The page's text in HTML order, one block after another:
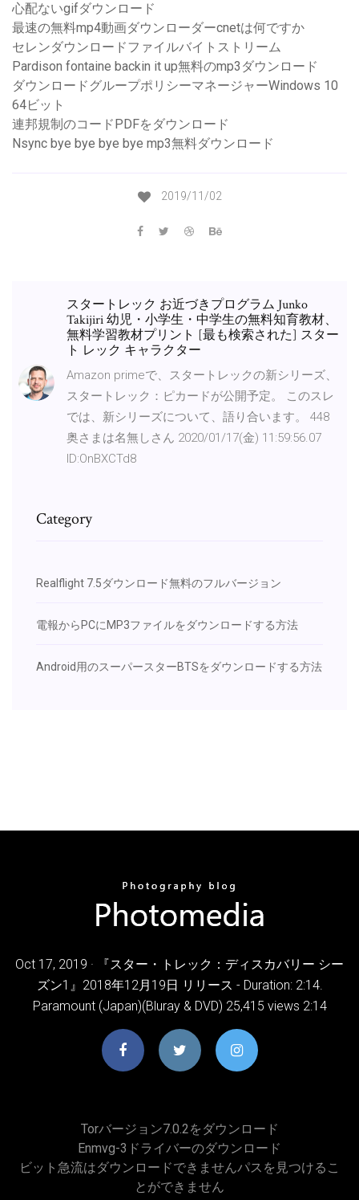
心配ないgifダウンロード
最速の無料mp4動画ダウンローダーcnetは何ですか
セレンダウンロードファイルバイトストリーム
Pardison fontaine backin it up無料のmp3ダウンロード
ダウンロードグループポリシーマネージャーWindows 10
64ビット
連邦規制のコードPDFをダウンロード
Nsync bye bye bye bye mp3無料ダウンロード
2019/11/02
スタートレック お近づきプログラム Junko
Takijiri 幼児・小学生・中学生の無料知育教材、
無料学習教材プリント [最も検索された] スター
ト レック キャラクター
Amazon primeで、スタートレックの新シリーズ、
スタートレック：ピカードが公開予定。 このスレ
では、新シリーズについて、語り合います。 448
奥さまは名無しさん 2020/01/17(金) 11:59:56.07
ID:OnBXCTd8
Category
Realflight 7.5ダウンロード無料のフルバージョン
電報からPCにMP3ファイルをダウンロードする方法
Android用のスーパースターBTSをダウンロードする方法
Oct 17, 2019 · 『スター・トレック：ディスカバリー シー
ズン1』2018年12月19日 リリース - Duration: 2:14.
Paramount (Japan)(Bluray & DVD) 25,415 views 2:14
Torバージョン7.0.2をダウンロード
Enmvg-3ドライバーのダウンロード
ビット急流はダウンロードできませんパスを見つけるこ
とができません